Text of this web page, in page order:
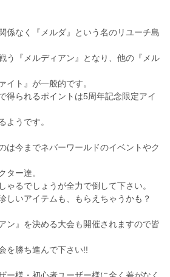
係なく『メルダ』という名のリユーチ島
う『メルディアン』となり、他の『メル
イト』が一般的です。
得られるポイントは5周年記念限定アイ
ようです。
は今までネバーワールドのイベントやク
ター達。
ゃるでしょうが全力で倒して下さい。
しいアイテムも、もらえちゃうかも？
ン』を決める大会も開催されますので皆
を勝ち進んで下さい!!